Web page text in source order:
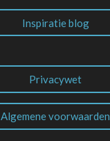
Inspiratie blog
Privacywet
Algemene voorwaarden